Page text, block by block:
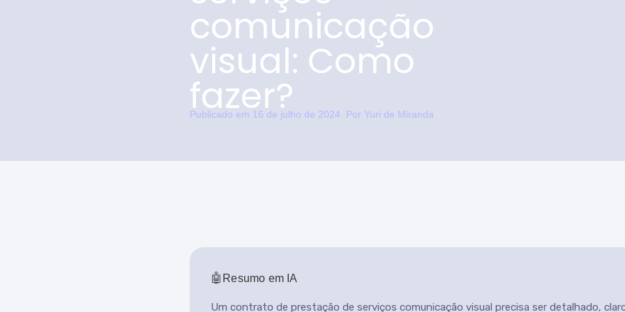
comunicação
visual: Como
fazer?
Publicado em 16 de julho de 2024. Por Yuri de Miranda
Resumo em IA
Um contrato de prestação de serviços comunicação visual precisa ser detalhado,